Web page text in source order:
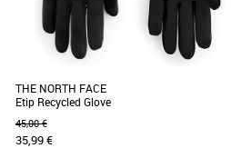
THE NORTH FACE
Etip Recycled Glove
45,00 €
35,99 €